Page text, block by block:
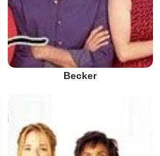
Becker